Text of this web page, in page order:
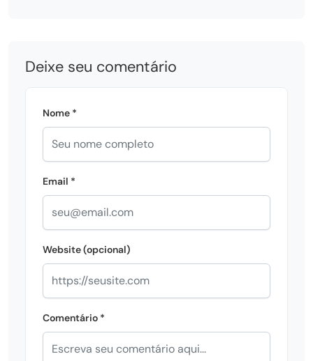
Deixe seu comentário
Nome *
Email *
Website (opcional)
Comentário *